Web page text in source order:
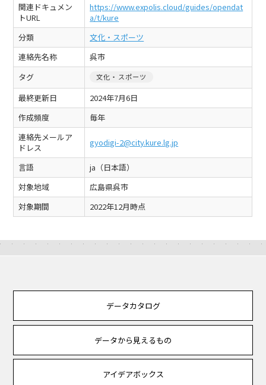
関連ドキュメン
トURL
https://www.expolis.cloud/guides/opendat
a/t/kure
分類
文化・スポーツ
連絡先名称
呉市
タグ
文化・スポーツ
最終更新日
2024年7月6日
作成頻度
毎年
連絡先メールア
ドレス
gyodigi-2@city.kure.lg.jp
言語
ja（日本語）
対象地域
広島県呉市
対象期間
2022年12月時点
データカタログ
データから見えるもの
アイデアボックス